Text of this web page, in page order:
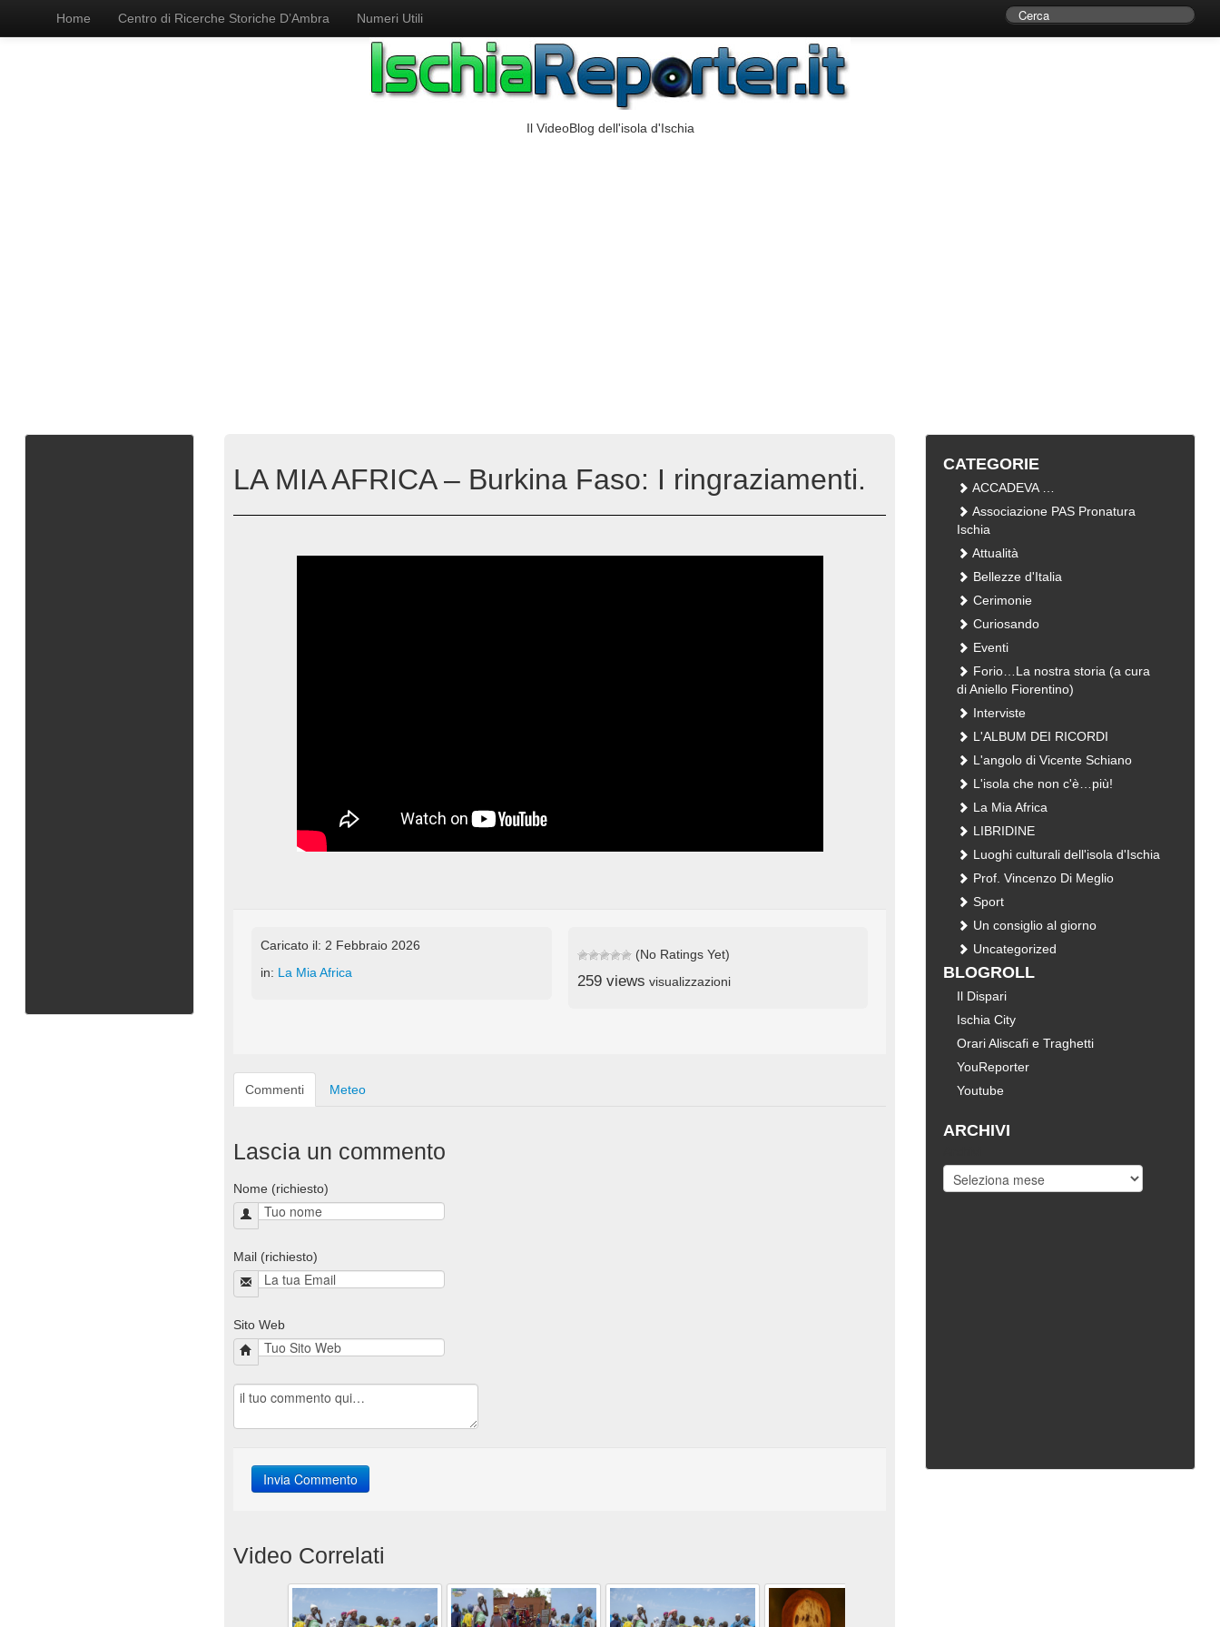
Home Centro di Ricerche Storiche D’Ambra Numeri Utili
Il VideoBlog dell'isola d'Ischia
LA MIA AFRICA – Burkina Faso: I ringraziamenti.
Caricato il: 2 Febbraio 2026
in: La Mia Africa
(No Ratings Yet)
259 views visualizzazioni
Commenti Meteo
Lascia un commento
Nome (richiesto)
Mail (richiesto)
Sito Web
Video Correlati
CATEGORIE
ACCADEVA …
Associazione PAS Pronatura
Ischia
Attualità
Bellezze d'Italia
Cerimonie
Curiosando
Eventi
Forio…La nostra storia (a cura
di Aniello Fiorentino)
Interviste
L'ALBUM DEI RICORDI
L'angolo di Vicente Schiano
L'isola che non c'è…più!
La Mia Africa
LIBRIDINE
Luoghi culturali dell'isola d'Ischia
Prof. Vincenzo Di Meglio
Sport
Un consiglio al giorno
Uncategorized
BLOGROLL
Il Dispari
Ischia City
Orari Aliscafi e Traghetti
YouReporter
Youtube
ARCHIVI